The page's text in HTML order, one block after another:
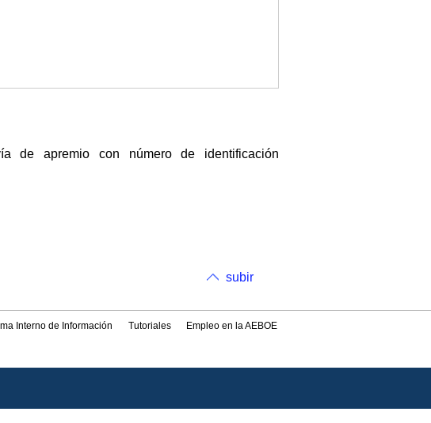
de apremio con número de identificación
subir
Interno de Información Tutoriales Empleo en la AEBOE